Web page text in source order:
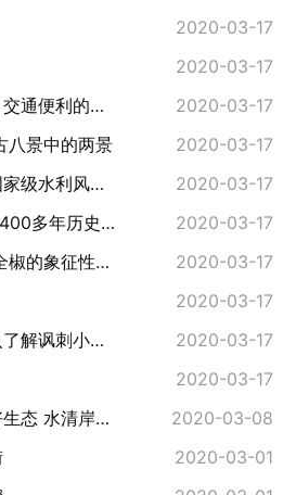
2020-03-17
2020-03-17
碧云湖——绿色满眼、交通便利的生态休闲度假区
2020-03-17
景中的两景
2020-03-17
襄河水利风景区——国家级水利风景区
2020-03-17
三塔寺 ——一座有着1400多年历史的古寺
2020-03-17
国光楼 ——文化之乡全椒的象征性建筑
2020-03-17
2020-03-17
吴敬梓纪念馆——深入了解讽刺小说之祖吴敬梓的殿堂
2020-03-17
2020-03-17
安徽全椒：襄水两岸好生态 水清岸绿景色美
2020-03-08
2020-03-01